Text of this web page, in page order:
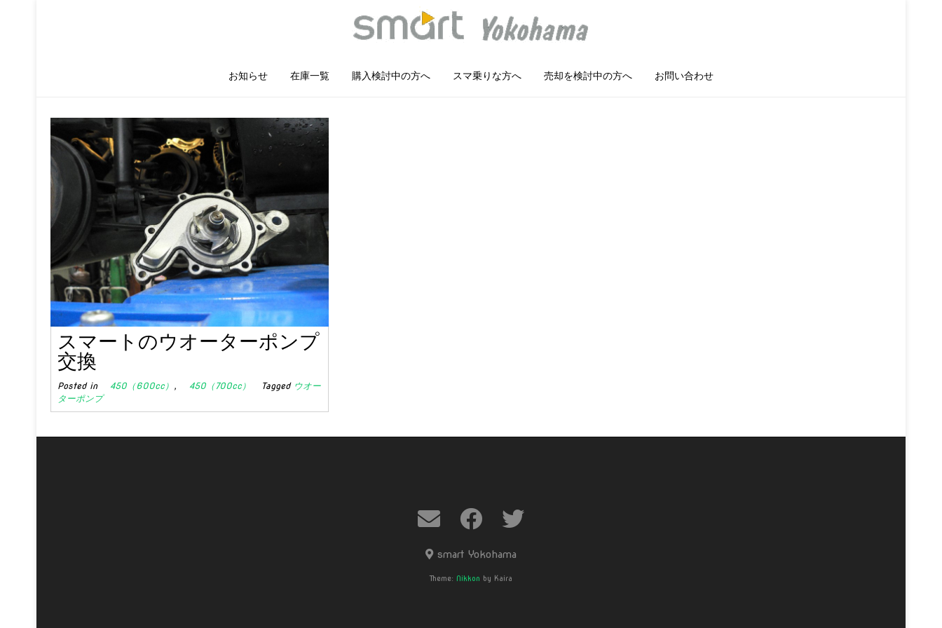
お知らせ 在庫一覧 購入検討中の方へ スマ乗りな方へ 売却を検討中の方へ お問い合わせ
スマートのウオーターポンプ
交換
Posted in 450（600cc） , 450（700cc） Tagged ウオー
ターポンプ
smart Yokohama
Theme: Nikkon by Kaira